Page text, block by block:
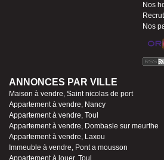
Nos
Nos
ANNONCES PAR VILLE
Maison à vendre, Saint nicolas de port
Appartement à vendre, Nancy
Appartement à vendre, Toul
Appartement à vendre, Dombasle sur meurthe
Appartement à vendre, Laxou
Immeuble à vendre, Pont a mousson